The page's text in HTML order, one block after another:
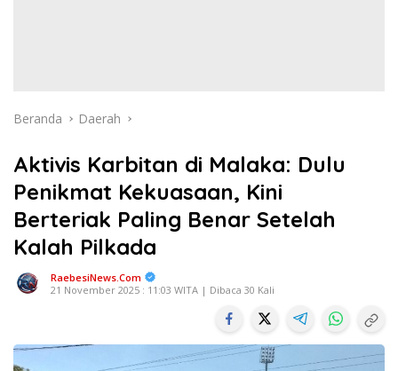
Beranda Daerah
Aktivis Karbitan di Malaka: Dulu
Penikmat Kekuasaan, Kini
Berteriak Paling Benar Setelah
Kalah Pilkada
RaebesiNews.Com
21 November 2025 : 11:03 WITA | Dibaca 30 Kali